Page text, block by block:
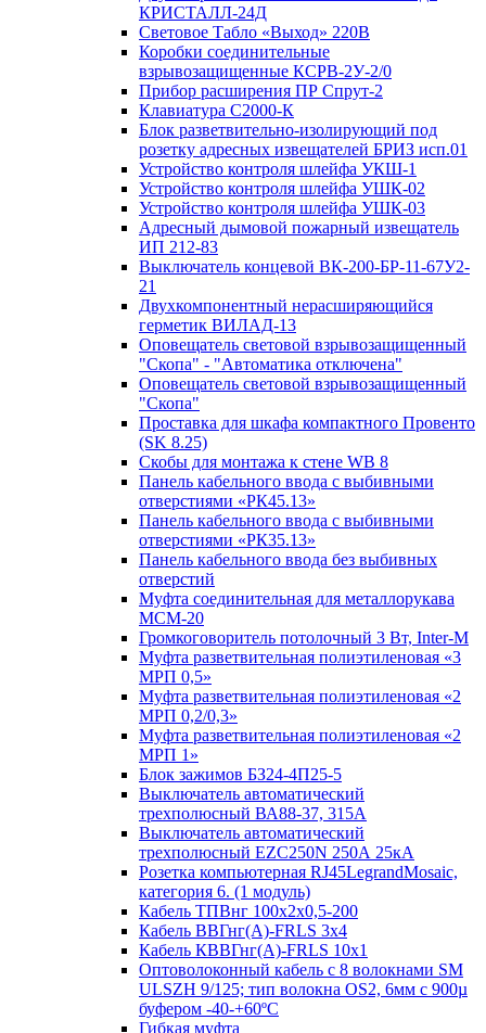
КРИСТАЛЛ-24Д
Световое Табло «Выход» 220В
Коробки соединительные
взрывозащищенные КСРВ-2У-2/0
Прибор расширения ПР Спрут-2
Клавиатура С2000-К
Блок разветвительно-изолирующий под
розетку адресных извещателей БРИЗ исп.01
Устройство контроля шлейфа УКШ-1
Устройство контроля шлейфа УШК-02
Устройство контроля шлейфа УШК-03
Адресный дымовой пожарный извещатель
ИП 212-83
Выключатель концевой ВК-200-БР-11-67У2-
21
Двухкомпонентный нерасширяющийся
герметик ВИЛАД-13
Оповещатель световой взрывозащищенный
"Скопа" - "Автоматика отключена"
Оповещатель световой взрывозащищенный
"Скопа"
Проставка для шкафа компактного Провенто
(SK 8.25)
Скобы для монтажа к стене WB 8
Панель кабельного ввода с выбивными
отверстиями «РК45.13»
Панель кабельного ввода с выбивными
отверстиями «РК35.13»
Панель кабельного ввода без выбивных
отверстий
Муфта соединительная для металлорукава
МСМ-20
Громкоговоритель потолочный 3 Вт, Inter-M
Муфта разветвительная полиэтиленовая «3
МРП 0,5»
Муфта разветвительная полиэтиленовая «2
МРП 0,2/0,3»
Муфта разветвительная полиэтиленовая «2
МРП 1»
Блок зажимов БЗ24-4П25-5
Выключатель автоматический
трехполюсный ВА88-37, 315А
Выключатель автоматический
трехполюсный EZC250N 250А 25кА
Розетка компьютерная RJ45LegrandMosaic,
категория 6. (1 модуль)
Кабель ТПВнг 100х2х0,5-200
Кабель ВВГнг(А)-FRLS 3х4
Кабель КВВГнг(А)-FRLS 10х1
Оптоволоконный кабель с 8 волокнами SM
ULSZH 9/125; тип волокна OS2, 6мм с 900µ
буфером -40-+60ºC
Гибкая муфта